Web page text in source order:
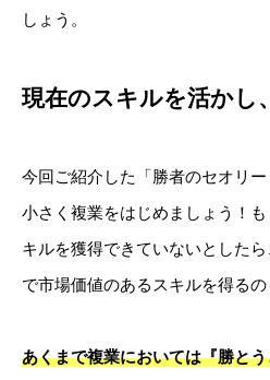
しょう。
現在のスキルを活かし
今回ご紹介した「勝者のセオリ
小さく複業をはじめましょう！
キルを獲得できていないとした
で市場価値のあるスキルを得るの
あくまで複業においては『勝と